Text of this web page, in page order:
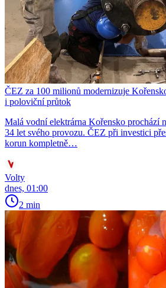
ČEZ za 100 milionů modernizuje
i poloviční průtok
Malá vodní elektrárna Kořensko prochází
34 let svého provozu. ČEZ při investici
korun kompletně…
Volty
dnes, 01:00
2 min